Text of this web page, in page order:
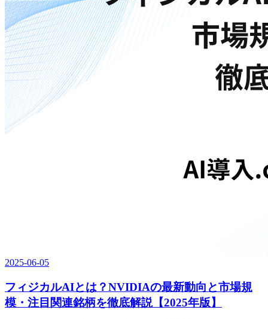
2025-06-05
フィジカルAIとは？NVIDIAの最新動向と市場規
模・注目関連銘柄を徹底解説【2025年版】